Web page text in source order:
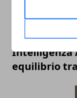
Intelligenza
equilibrio